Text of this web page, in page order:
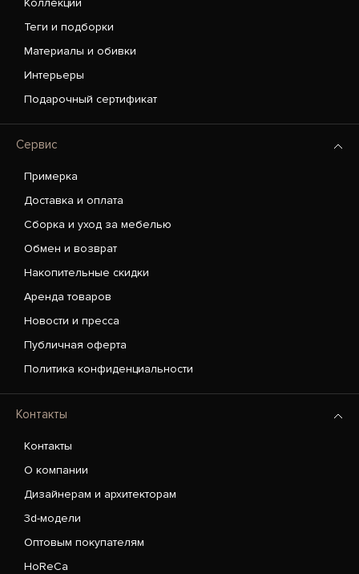
Коллекции
Теги и подборки
Материалы и обивки
Интерьеры
Подарочный сертификат
Сервис
Примерка
Доставка и оплата
Сборка и уход за мебелью
Обмен и возврат
Накопительные скидки
Аренда товаров
Новости и пресса
Публичная оферта
Политика конфиденциальности
Контакты
Контакты
О компании
Дизайнерам и архитекторам
3d-модели
Оптовым покупателям
HoReCa